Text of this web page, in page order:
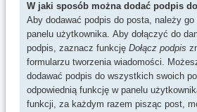
W jaki sposób można dodać podpis
Aby dodawać podpis do posta, należy
panelu użytkownika. Aby dołączyć do
podpis, zaznacz funkcję Dołącz podpis
formularzu tworzenia wiadomości.
dodawać podpis do wszystkich swoich
odpowiednią funkcję w panelu
funkcji, za każdym razem pisząc post,